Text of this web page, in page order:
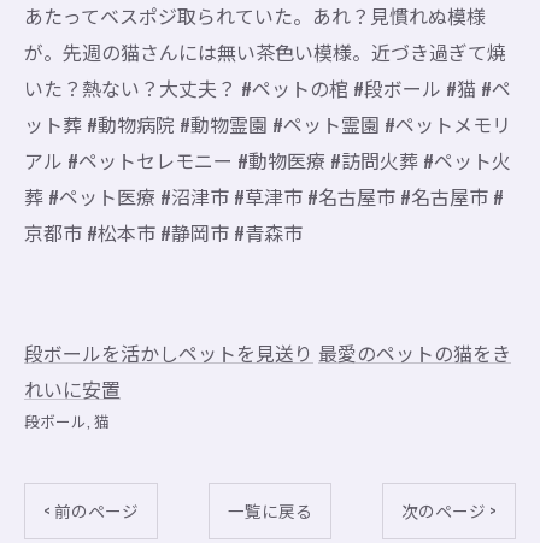
あたってベスポジ取られていた。あれ？見慣れぬ模様
が。先週の猫さんには無い茶色い模様。近づき過ぎて焼
いた？熱ない？大丈夫？ #ペットの棺 #段ボール #猫 #ペ
ット葬 #動物病院 #動物霊園 #ペット霊園 #ペットメモリ
アル #ペットセレモニー #動物医療 #訪問火葬 #ペット火
葬 #ペット医療 #沼津市 #草津市 #名古屋市 #名古屋市 #
京都市 #松本市 #静岡市 #青森市
段ボールを活かしペットを見送り 最愛のペットの猫をき
れいに安置
段ボール 猫
< 前のページ 一覧に戻る 次のページ >